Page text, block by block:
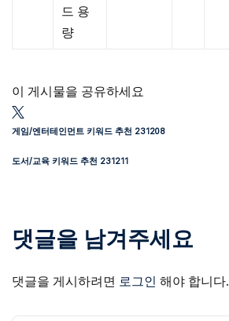
드 용
량
이 게시물을 공유하세요
게임/엔터테인먼트 키워드 추천 231208
도서/교육 키워드 추천 231211
댓글을 남겨주세요
댓글을 게시하려면 로그인 해야 합니다.